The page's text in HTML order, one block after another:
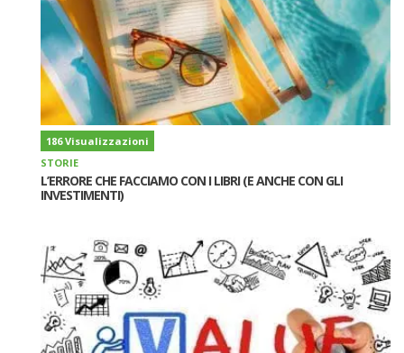
186 Visualizzazioni
STORIE
L’ERRORE CHE FACCIAMO CON I LIBRI (E ANCHE CON GLI
INVESTIMENTI)